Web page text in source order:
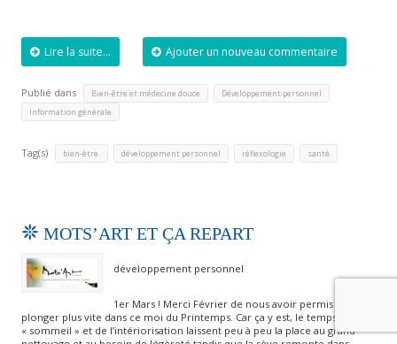
Lire la suite... Ajouter un nouveau commentaire
Publié dans Bien-être et médecine douce Développement personnel
Information générale
Tag(s) bien-être. développement personnel réflexologie santé
MOTS’ART ET ÇA REPART
développement personnel
1er Mars ! Merci Février de nous avoir permis de
plonger plus vite dans ce moi du Printemps. Car ça y est, le temps du
« sommeil » et de l’intériorisation laissent peu à peu la place au grand